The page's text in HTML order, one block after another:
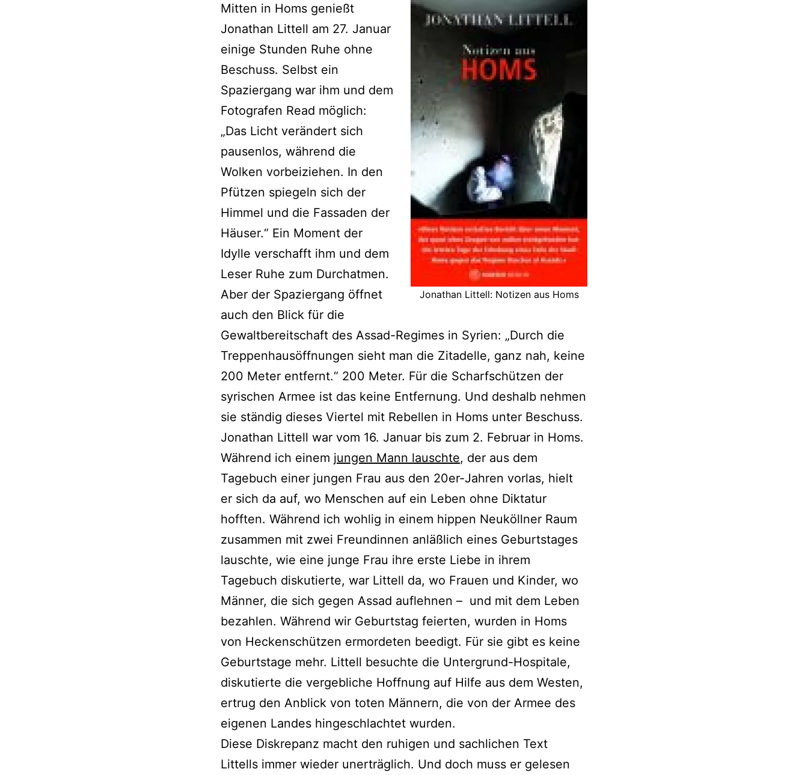
Jonathan Littell: Notizen aus Homs
Mitten in Homs genießt
Jonathan Littell am 27. Januar
einige Stunden Ruhe ohne
Beschuss. Selbst ein
Spaziergang war ihm und dem
Fotografen Read möglich:
„Das Licht verändert sich
pausenlos, während die
Wolken vorbeiziehen. In den
Pfützen spiegeln sich der
Himmel und die Fassaden der
Häuser.“ Ein Moment der
Idylle verschafft ihm und dem
Leser Ruhe zum Durchatmen.
Aber der Spaziergang öffnet
auch den Blick für die
Gewaltbereitschaft des Assad-Regimes in Syrien: „Durch die
Treppenhausöffnungen sieht man die Zitadelle, ganz nah, keine
200 Meter entfernt.“ 200 Meter. Für die Scharfschützen der
syrischen Armee ist das keine Entfernung. Und deshalb nehmen
sie ständig dieses Viertel mit Rebellen in Homs unter Beschuss.
Jonathan Littell war vom 16. Januar bis zum 2. Februar in Homs.
Während ich einem jungen Mann lauschte, der aus dem
Tagebuch einer jungen Frau aus den 20er-Jahren vorlas, hielt
er sich da auf, wo Menschen auf ein Leben ohne Diktatur
hofften. Während ich wohlig in einem hippen Neuköllner Raum
zusammen mit zwei Freundinnen anläßlich eines Geburtstages
lauschte, wie eine junge Frau ihre erste Liebe in ihrem
Tagebuch diskutierte, war Littell da, wo Frauen und Kinder, wo
Männer, die sich gegen Assad auflehnen – und mit dem Leben
bezahlen. Während wir Geburtstag feierten, wurden in Homs
von Heckenschützen ermordeten beedigt. Für sie gibt es keine
Geburtstage mehr. Littell besuchte die Untergrund-Hospitale,
diskutierte die vergebliche Hoffnung auf Hilfe aus dem Westen,
ertrug den Anblick von toten Männern, die von der Armee des
eigenen Landes hingeschlachtet wurden.
Diese Diskrepanz macht den ruhigen und sachlichen Text
Littells immer wieder unerträglich. Und doch muss er gelesen